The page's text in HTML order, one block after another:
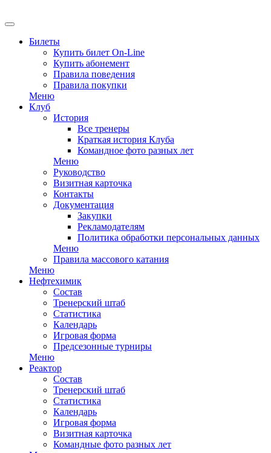
Билеты
Купить билет On-Line
Купить абонемент
Правила поведения
Правила покупки
Меню
Клуб
История
Все тренеры
Краткая история Клуба
Командное фото разных лет
Меню
Руководство
Визитная карточка
Контакты
Документация
Закупки
Рекламодателям
Политика обработки персональных данных
Меню
Правила массового катания
Меню
Нефтехимик
Состав
Тренерский штаб
Статистика
Календарь
Игровая форма
Предсезонные турниры
Меню
Реактор
Состав
Тренерский штаб
Статистика
Календарь
Игровая форма
Визитная карточка
Командные фото разных лет